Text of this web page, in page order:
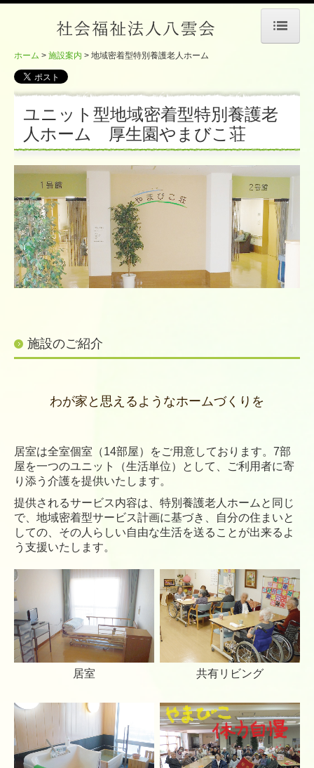
ホーム
私たちの理念
施設案内
特別養護老人ホーム
地域密着型特別養護老人ホーム
ショートステイ
小規模多機能型ホーム
よくある質問
情報公開
ホーム 施設案内 地域密着型特別養護老人ホーム
ユニット型地域密着型特別養護老
人ホーム 厚生園やまびこ荘
施設のご紹介
わが家と思えるようなホームづくりを
居室は全室個室（14部屋）をご用意しております。7部
屋を一つのユニット（生活単位）として、ご利 用者に寄
り添う介護を提供いたしま す。
提供されるサービス内容は、特別 養護老人ホームと同じ
で、地域密着型サービス計画に基づき、自分の住 まいと
しての、その人らしい自由な生活を送ることが出来るよ
う支援いたします。
居室 共有リビング